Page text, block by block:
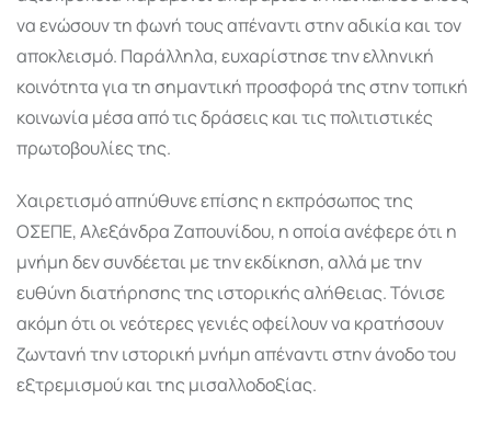
να ενώσουν τη φωνή τους απέναντι στην αδικία και τον
αποκλεισμό. Παράλληλα, ευχαρίστησε την ελληνική
κοινότητα για τη σημαντική προσφορά της στην τοπική
κοινωνία μέσα από τις δράσεις και τις πολιτιστικές
πρωτοβουλίες της.
Χαιρετισμό απηύθυνε επίσης η εκπρόσωπος της
ΟΣΕΠΕ, Αλεξάνδρα Ζαπουνίδου, η οποία ανέφερε ότι η
μνήμη δεν συνδέεται με την εκδίκηση, αλλά με την
ευθύνη διατήρησης της ιστορικής αλήθειας. Τόνισε
ακόμη ότι οι νεότερες γενιές οφείλουν να κρατήσουν
ζωντανή την ιστορική μνήμη απέναντι στην άνοδο του
εξτρεμισμού και της μισαλλοδοξίας.